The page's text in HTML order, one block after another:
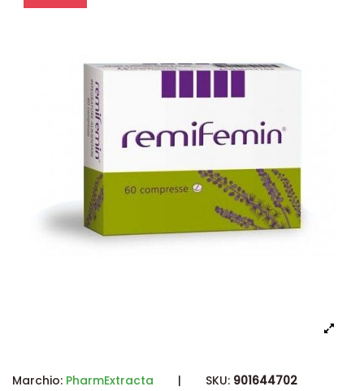
Marchio: PharmExtracta | SKU: 901644702